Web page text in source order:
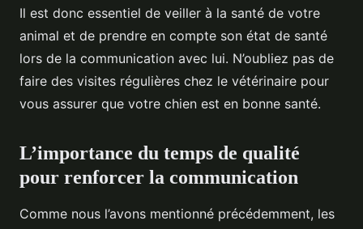
Il est donc essentiel de veiller à la santé de votre
animal et de prendre en compte son état de santé
lors de la communication avec lui. N’oubliez pas de
faire des visites régulières chez le vétérinaire pour
vous assurer que votre chien est en bonne santé.
L’importance du temps de qualité
pour renforcer la communication
Comme nous l’avons mentionné précédemment, les